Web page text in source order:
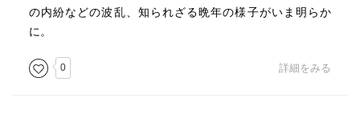
の内紛などの波乱、知られざる晩年の様子がいま明らか
に。
0 詳細をみる